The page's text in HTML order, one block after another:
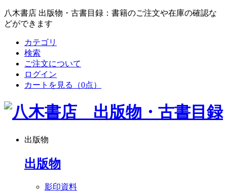
八木書店 出版物・古書目録：書籍のご注文や在庫の確認な
どができます
カテゴリ
検索
ご注文について
ログイン
カートを見る
（0点）
出版物
出版物
影印資料